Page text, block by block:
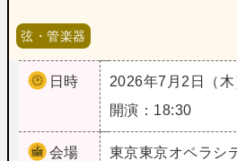
弦・管楽器
日時
2026年7月2日（木
開演：18:30
会場 東京東京オペラシ